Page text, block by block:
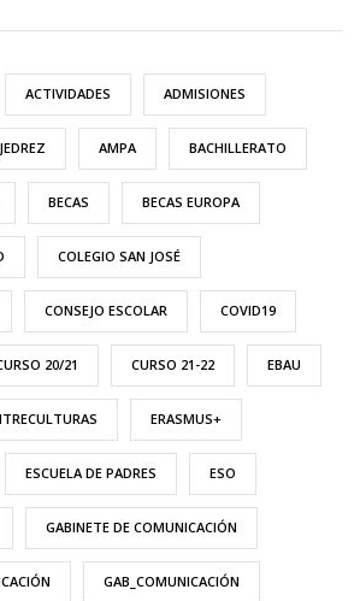
ACTIVIDADES ADMISIONES
AMPA BACHILLERATO
BECAS BECAS EUROPA
COLEGIO SAN JOSÉ
CONSEJO ESCOLAR COVID19
20/21 CURSO 21-22 EBAU
ERASMUS+
ESCUELA DE PADRES ESO
GABINETE DE COMUNICACIÓN
GAB_COMUNICACIÓN